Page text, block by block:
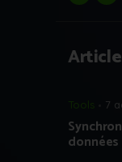
Tools 7